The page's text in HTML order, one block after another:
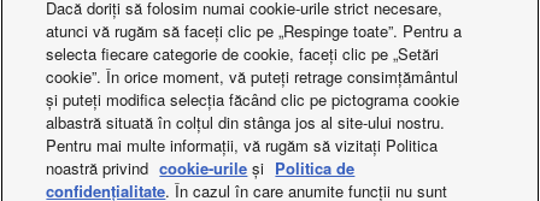
Cascadă Aquarea pentru clădirea Porsche
Dacă doriți să folosim numai cookie-urile strict necesare,
atunci vă rugăm să faceți clic pe „Respinge toate”. Pentru a
selecta fiecare categorie de cookie, faceți clic pe „Setări
cookie”. În orice moment, vă puteți retrage consimțământul
și puteți modifica selecția făcând clic pe pictograma cookie
albastră situată în colțul din stânga jos al site-ului nostru.
Pentru mai multe informații, vă rugăm să vizitați Politica
noastră privind cookie-urile și Politica de
confidențialitate. În cazul în care anumite funcții nu sunt